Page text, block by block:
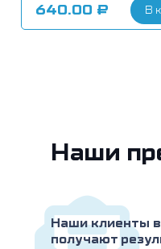
640.00 ₽ В
Наши
Наши клиенты
получают